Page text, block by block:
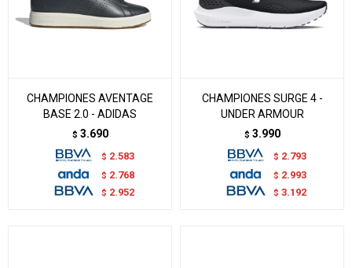
CHAMPIONES AVENTAGE
BASE 2.0 - ADIDAS
$ 3.690
$ 2.583
$ 2.768
$ 2.952
CHAMPIONES SURGE 4 -
UNDER ARMOUR
$ 3.990
$ 2.793
$ 2.993
$ 3.192